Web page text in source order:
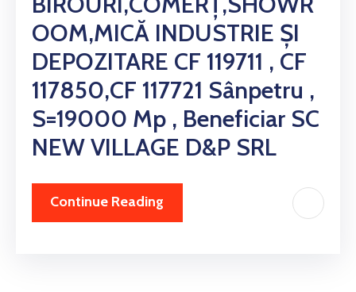
OOM,MICĂ INDUSTRIE ȘI
DEPOZITARE CF 119711 , CF
117850,CF 117721 Sânpetru ,
S=19000 Mp , Beneficiar SC
NEW VILLAGE D&p SRL
Continue Reading